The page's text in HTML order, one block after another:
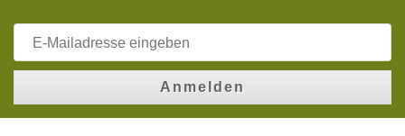
Anmelden